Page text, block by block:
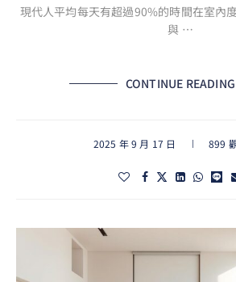
現代人平均每天有超過90%的時間在室內
與 …
CONTINUE READING
2025 年 9 月 17 日 899